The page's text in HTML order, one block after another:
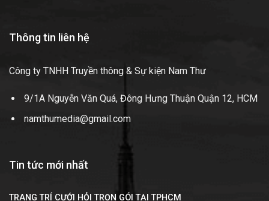
Thông tin liên hệ
Công ty TNHH Truyền thông & Sự kiện Nam Thư
9/1A Nguyễn Văn Quá, Đông Hưng Thuận Quận 12, HCM
namthumedia@gmail.com
Tin tức mới nhất
TRANG TRÍ CƯỚI HỎI TRỌN GÓI TẠI TPHCM